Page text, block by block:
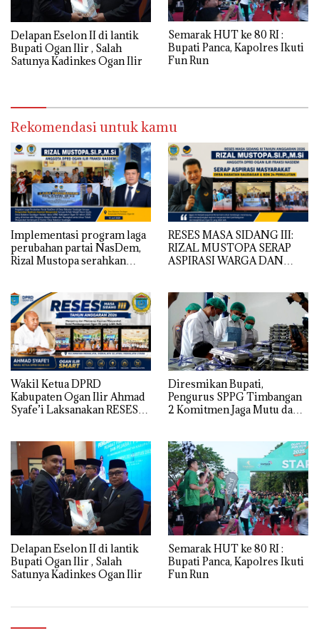
Delapan Eselon II di lantik
Bupati Ogan Ilir , Salah
Satunya Kadinkes Ogan Ilir
Semarak HUT ke 80 RI :
Bupati Panca, Kapolres Ikuti
Fun Run
Rekomendasi untuk kamu
Implementasi program laga
perubahan partai NasDem,
Rizal Mustopa serahkan
RESES MASA SIDANG III:
RIZAL MUSTOPA SERAP
ASPIRASI WARGA DAN
HUDA
Wakil Ketua DPRD
Kabupaten Ogan Ilir Ahmad
Syafe’i Laksanakan RESES
Langsung Aspirasi
Masyarakat
Diresmikan Bupati,
Pengurus SPPG Timbangan
2 Komitmen Jaga Mutu dan
Delapan Eselon II di lantik
Bupati Ogan Ilir , Salah
Satunya Kadinkes Ogan Ilir
Semarak HUT ke 80 RI :
Bupati Panca, Kapolres Ikuti
Fun Run